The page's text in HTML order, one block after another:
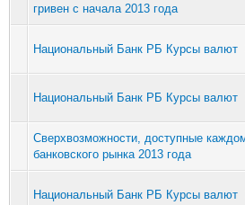
гривен с начала 2013 года
Национальный Банк РБ Курсы валют
Национальный Банк РБ Курсы валют
Сверхвозможности, доступные
банковского рынка 2013 года
Национальный Банк РБ Курсы валют